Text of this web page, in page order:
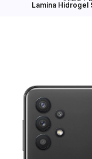
Lamina Hidrogel